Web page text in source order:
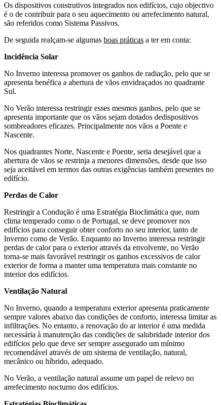
Os dispositivos construtivos integrados nos edifícios, cujo objectivo
é o de contribuir para o seu aquecimento ou arrefecimento natural,
são referidos como Sistema Passivos.
De seguida realçam-se algumas boas práticas a ter em conta:
Incidência Solar
No Inverno interessa promover os ganhos de radiação, pelo que se
apresenta benéfica a abertura de vãos envidraçados no quadrante
Sul.
No Verão interessa restringir esses mesmos ganhos, pelo que se
apresenta importante que os vãos sejam dotados dedispositivos
sombreadores eficazes. Principalmente nos vãos a Poente e
Nascente.
Nos quadrantes Norte, Nascente e Poente, seria desejável que a
abertura de vãos se restrinja a menores dimensões, desde que isso
seja aceitável em termos das outras exigências também presentes no
edifício.
Perdas de Calor
Restringir a Condução é uma Estratégia Bioclimática que, num
clima temperado como o de Portugal, se deve promover nos
edifícios para conseguir obter conforto no seu interior, tanto de
Inverno como de Verão. Enquanto no Inverno interessa restringir
perdas de calor para o exterior através da envolvente, no Verão
torna-se mais favorável restringir os ganhos excessivos de calor
exterior de forma a manter uma temperatura mais constante no
interior dos edifícios.
Ventilação Natural
No Inverno, quando a temperatura exterior apresenta praticamente
sempre valores abaixo das condições de conforto, interessa limitar as
infiltrações. No entanto, a renovação do ar interior é uma medida
necessária à manutenção das condições de salubridade interior dos
edifícios pelo que deve ser sempre assegurado um mínimo
recomendável através de um sistema de ventilação, natural,
mecânico ou híbrido, adequado.
No Verão, a ventilação natural assume um papel de relevo no
arrefecimento nocturno dos edifícios.